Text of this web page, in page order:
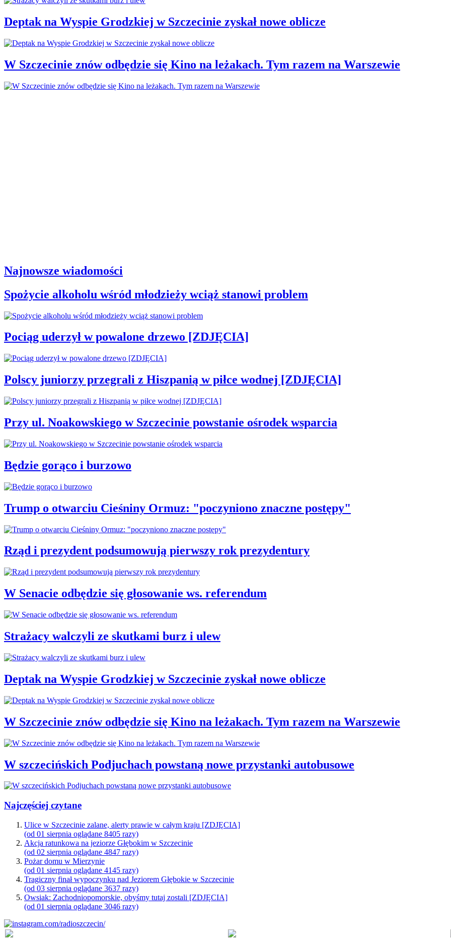
Deptak na Wyspie Grodzkiej w Szczecinie zyskał nowe oblicze
W Szczecinie znów odbędzie się Kino na leżakach. Tym razem na Warszewie
Najnowsze wiadomości
Spożycie alkoholu wśród młodzieży wciąż stanowi problem
Pociąg uderzył w powalone drzewo [ZDJĘCIA]
Polscy juniorzy przegrali z Hiszpanią w piłce wodnej [ZDJĘCIA]
Przy ul. Noakowskiego w Szczecinie powstanie ośrodek wsparcia
Będzie gorąco i burzowo
Trump o otwarciu Cieśniny Ormuz: "poczyniono znaczne postępy"
Rząd i prezydent podsumowują pierwszy rok prezydentury
W Senacie odbędzie się głosowanie ws. referendum
Strażacy walczyli ze skutkami burz i ulew
Deptak na Wyspie Grodzkiej w Szczecinie zyskał nowe oblicze
W Szczecinie znów odbędzie się Kino na leżakach. Tym razem na Warszewie
W szczecińskich Podjuchach powstaną nowe przystanki autobusowe
Najczęściej czytane
Ulice w Szczecinie zalane, alerty prawie w całym kraju [ZDJĘCIA]
(od 01 sierpnia oglądane 8405 razy)
Akcja ratunkowa na jeziorze Głębokim w Szczecinie
(od 02 sierpnia oglądane 4847 razy)
Pożar domu w Mierzynie
(od 01 sierpnia oglądane 4145 razy)
Tragiczny finał wypoczynku nad Jeziorem Głębokie w Szczecinie
(od 03 sierpnia oglądane 3637 razy)
Owsiak: Zachodniopomorskie, obyśmy tutaj zostali [ZDJĘCIA]
(od 01 sierpnia oglądane 3046 razy)